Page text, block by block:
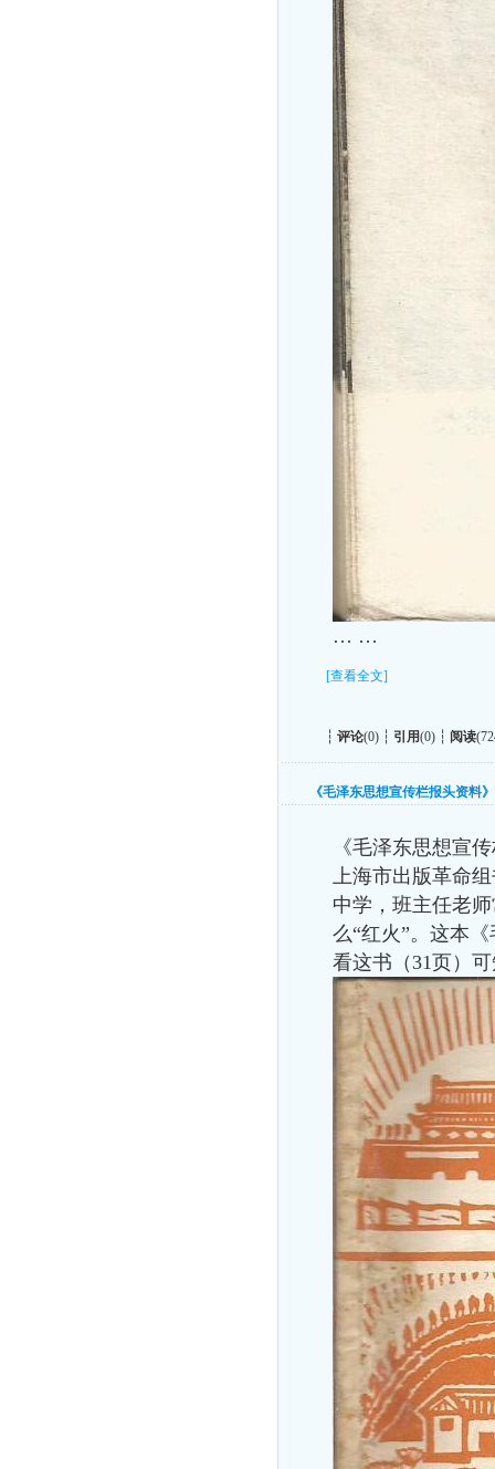
… …
[查看全文]
┆ 评论(0) ┆ 引用(0) ┆ 阅读
《毛泽东思想宣传栏报头资料》
《毛泽东思想宣
上海市出版革命
中学，班主任老
么“红火”。这本
看这书（31页）